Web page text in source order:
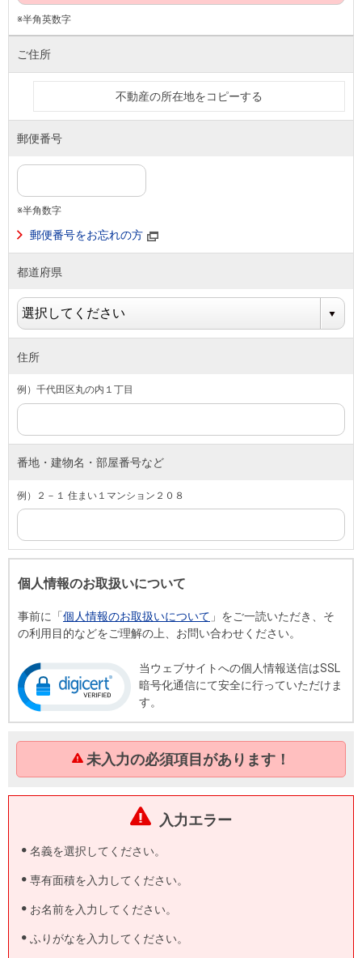
※半角英数字
ご住所
不動産の所在地をコピーする
郵便番号
※半角数字
郵便番号をお忘れの方
都道府県
住所
例）千代田区丸の内１丁目
番地・建物名・部屋番号など
例）２－１ 住まい１マンション２０８
個人情報のお取扱いについて
事前に「個人情報のお取扱いについて 」をご一読いただき、そ
の利用目的などをご理解の上、お問い合わせください。
当ウェブサイトへの個人情報送信はSSL
暗号化通信にて安全に行っていただけま
す。
未入力の必須項目があります！
入力エラー
名義を選択してください。
専有面積を入力してください。
お名前を入力してください。
ふりがなを入力してください。